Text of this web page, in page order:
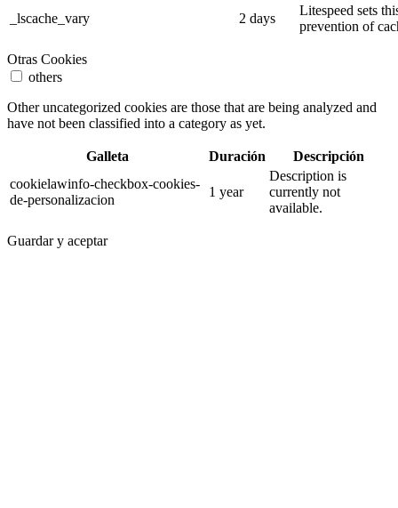
_lscache_vary
2 days
Litespeed sets
prevention of
Otras Cookies
others
Other uncategorized cookies are those that are being analyzed and
have not been classified into a category as yet.
Galleta Duración
Descripción
cookielawinfo-checkbox-cookies-
de-personalizacion
1 year
Description is
currently not
available.
Guardar y aceptar